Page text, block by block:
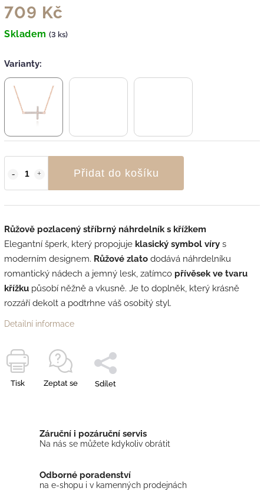
709 Kč
Skladem (3 ks)
Varianty:
Přidat do košíku
Růžově pozlacený stříbrný náhrdelník s křížkem
Elegantní šperk, který propojuje klasický symbol víry s
moderním designem. Růžové zlato dodává náhrdelníku
romantický nádech a jemný lesk, zatímco přívěsek ve tvaru
křížku působí něžně a vkusně. Je to doplněk, který krásně
rozzáří dekolt a podtrhne váš osobitý styl.
Detailní informace
Tisk Zeptat se Sdílet
Záruční i pozáruční servis
Na nás se můžete kdykoliv obrátit
Odborné poradenství
na e-shopu i v kamenných prodejnách